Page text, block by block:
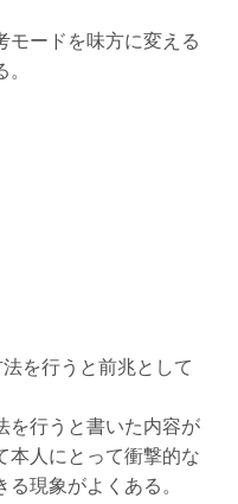
モードを味方に変える
を行うと前兆として
を行うと書いた内容が
本人にとって衝撃的な
現象がよくある。